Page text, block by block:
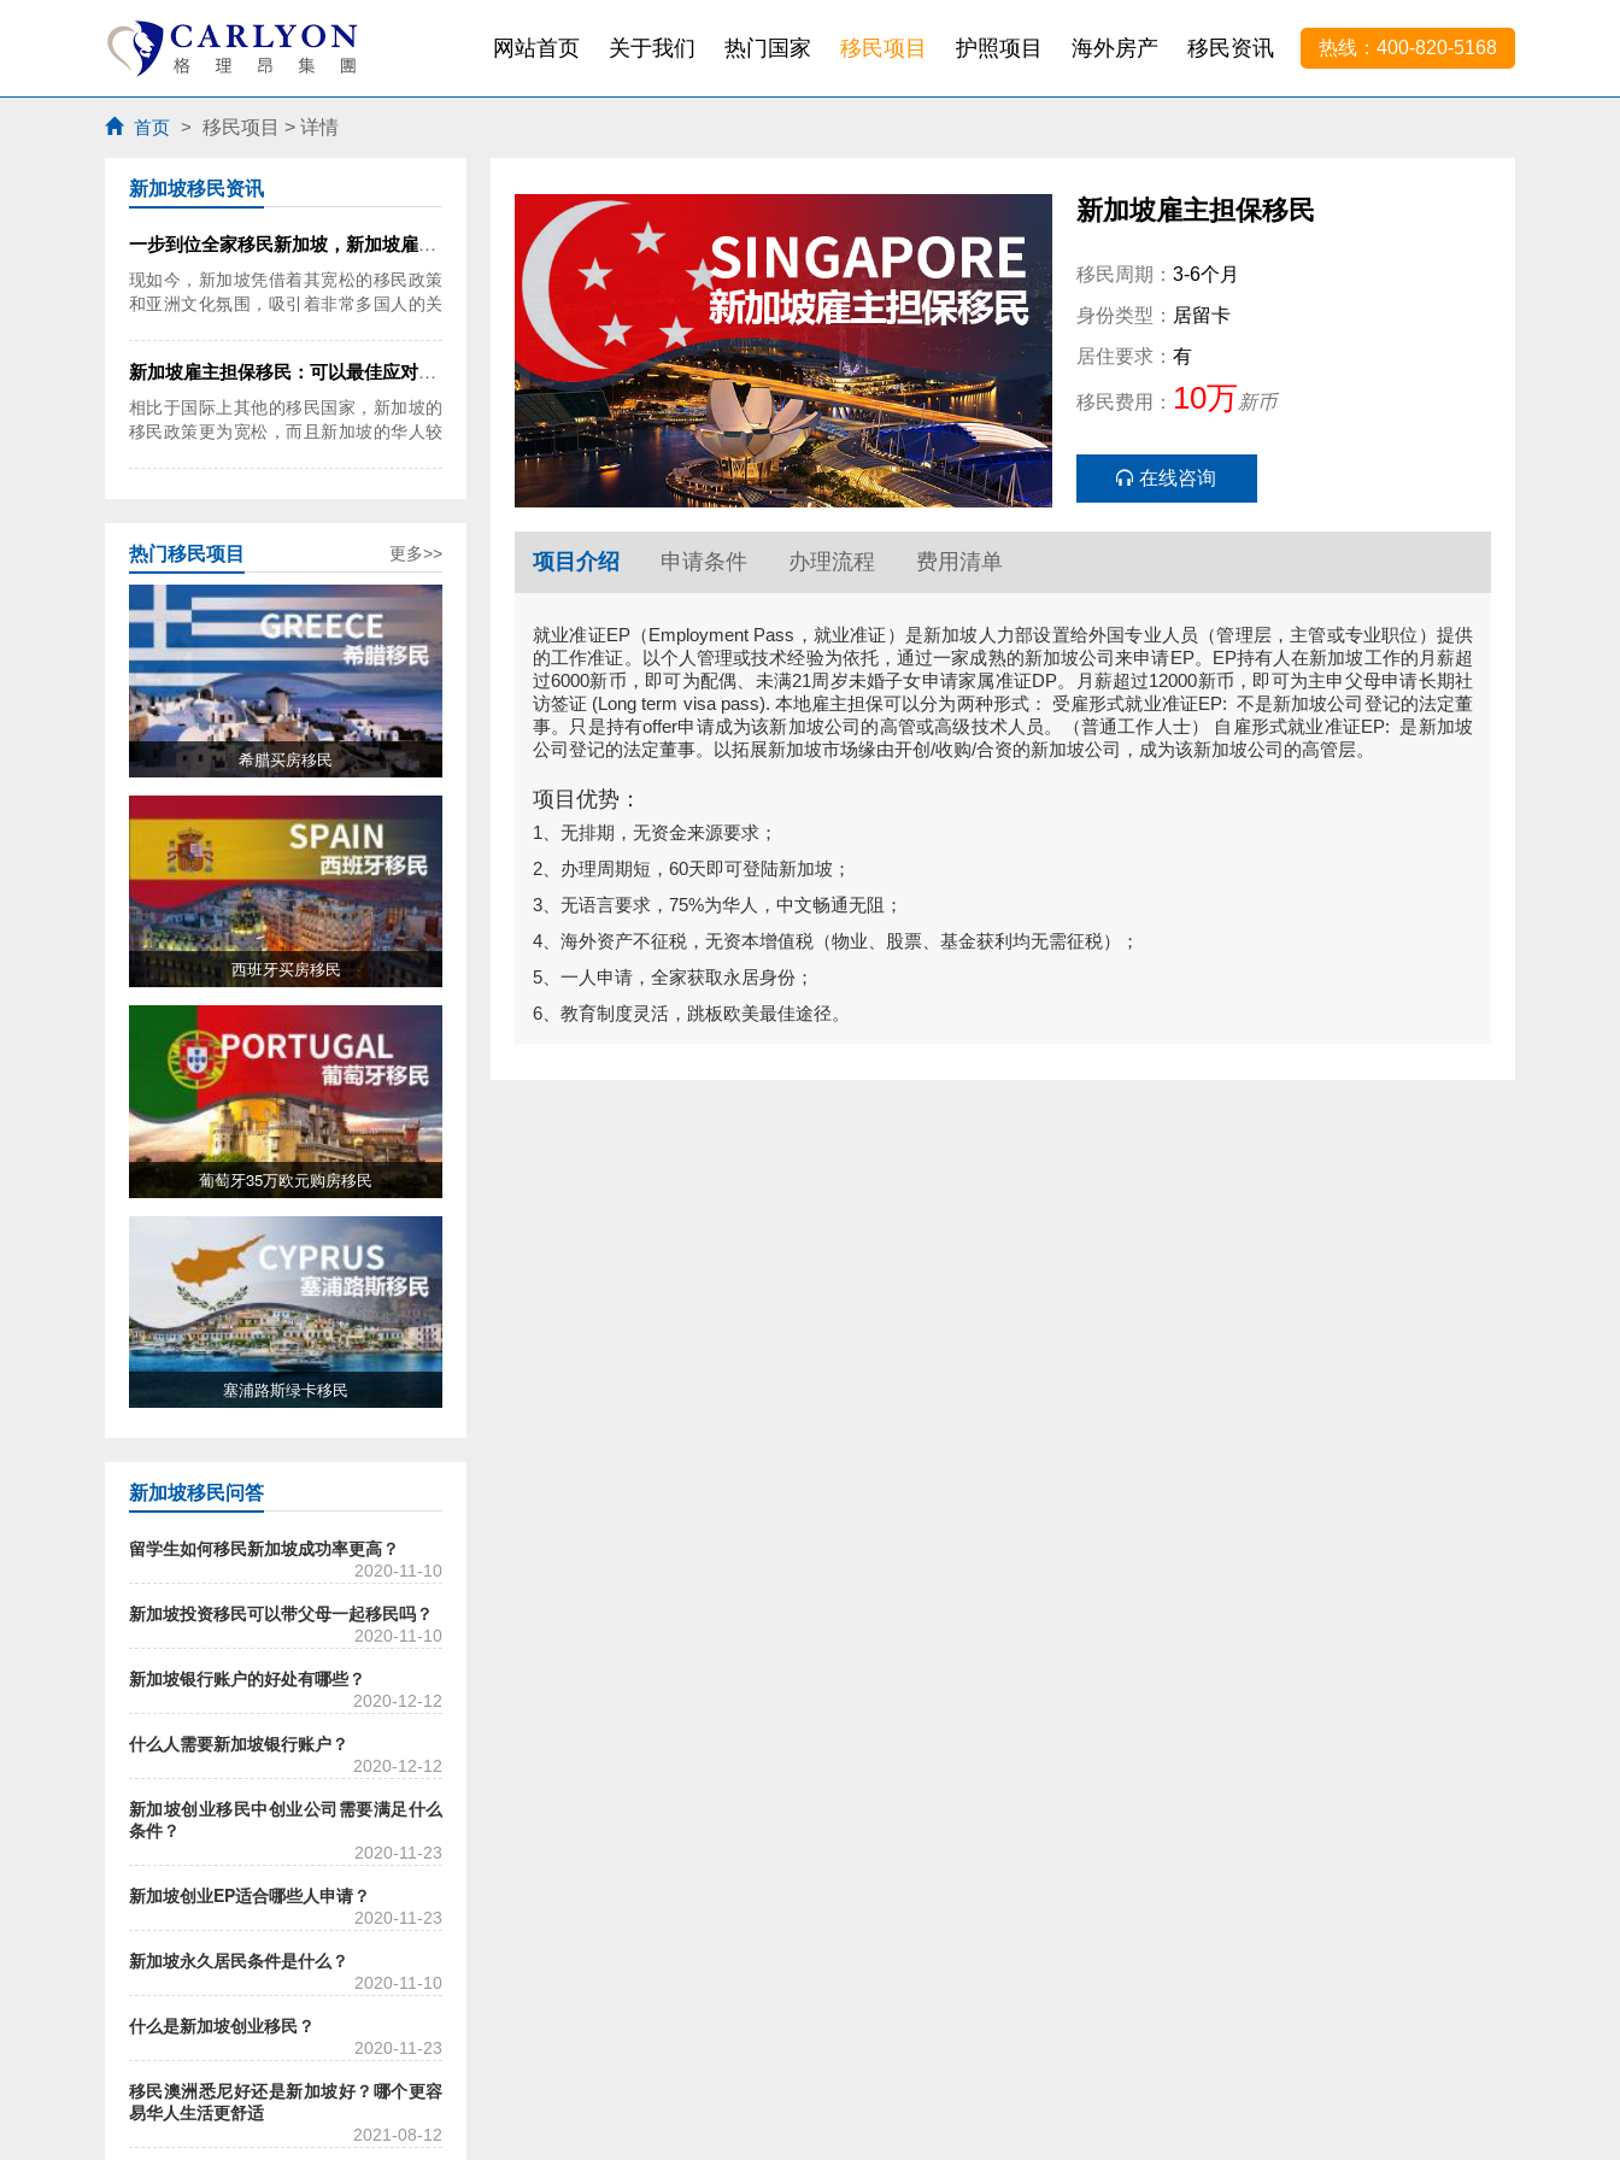
网站首页 关于我们 热门国家 移民项目 护照项目 海外房产 移民资讯 热线：400-820-5168
首页 > 移民项目 > 详情
新加坡雇主担保移民
移民周期： 3-6个月
身份类型： 居留卡
居住要求： 有
移民费用： 10万新币
在线咨询
项目介绍 申请条件 办理流程 费用清单
就业准证EP（Employment Pass，就业准证）是新加坡人力部设置给外国专业人员（管理层，主管或专业职位）提供
的工作准证。以个人管理或技术经验为依托，通过一家成熟的新加坡公司来申请EP。EP持有人在新加坡工作的月薪超
过6000新币，即可为配偶、未满21周岁未婚子女申请家属准证DP。月薪超过12000新币，即可为主申父母申请长期社
访签证 (Long term visa pass). 本地雇主担保可以分为两种形式： 受雇形式就业准证EP: 不是新加坡公司登记的法定董
事。只是持有offer申请成为该新加坡公司的高管或高级技术人员。（普通工作人士） 自雇形式就业准证EP: 是新加坡
公司登记的法定董事。以拓展新加坡市场缘由开创/收购/合资的新加坡公司，成为该新加坡公司的高管层。
项目优势：
1、无排期，无资金来源要求；
2、办理周期短，60天即可登陆新加坡；
3、无语言要求，75%为华人，中文畅通无阻；
4、海外资产不征税，无资本增值税（物业、股票、基金获利均无需征税）；
5、一人申请，全家获取永居身份；
6、教育制度灵活，跳板欧美最佳途径。
新加坡移民资讯
一步到位全家移民新加坡，新加坡雇主担保移民介绍
现如今，新加坡凭借着其宽松的移民政策
和亚洲文化氛围，吸引着非常多国人的关
新加坡雇主担保移民：可以最佳应对全球CRS
相比于国际上其他的移民国家，新加坡的
移民政策更为宽松，而且新加坡的华人较
热门移民项目 更多>>
希腊买房移民
西班牙买房移民
葡萄牙35万欧元购房移民
塞浦路斯绿卡移民
新加坡移民问答
留学生如何移民新加坡成功率更高？
2020-11-10
新加坡投资移民可以带父母一起移民吗？
2020-11-10
新加坡银行账户的好处有哪些？
2020-12-12
什么人需要新加坡银行账户？
2020-12-12
新加坡创业移民中创业公司需要满足什么
条件？
2020-11-23
新加坡创业EP适合哪些人申请？
2020-11-23
新加坡永久居民条件是什么？
2020-11-10
什么是新加坡创业移民？
2020-11-23
移民澳洲悉尼好还是新加坡好？哪个更容
易华人生活更舒适
2021-08-12